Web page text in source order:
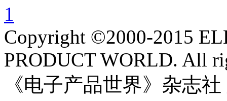
1
Copyright ©2000-2015
PRODUCT WORLD. All
《电子产品世界》杂志